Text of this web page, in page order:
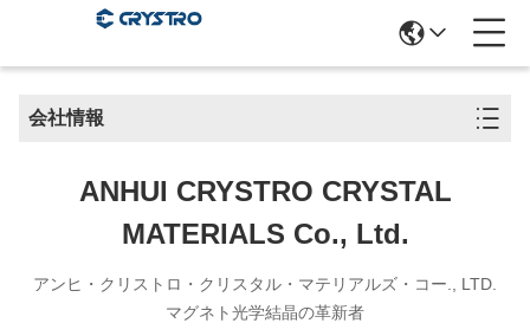
会社情報
ANHUI CRYSTRO CRYSTAL
MATERIALS Co., Ltd.
アンヒ・クリストロ・クリスタル・マテリアルズ・コー., LTD.
マグネト光学結晶の革新者